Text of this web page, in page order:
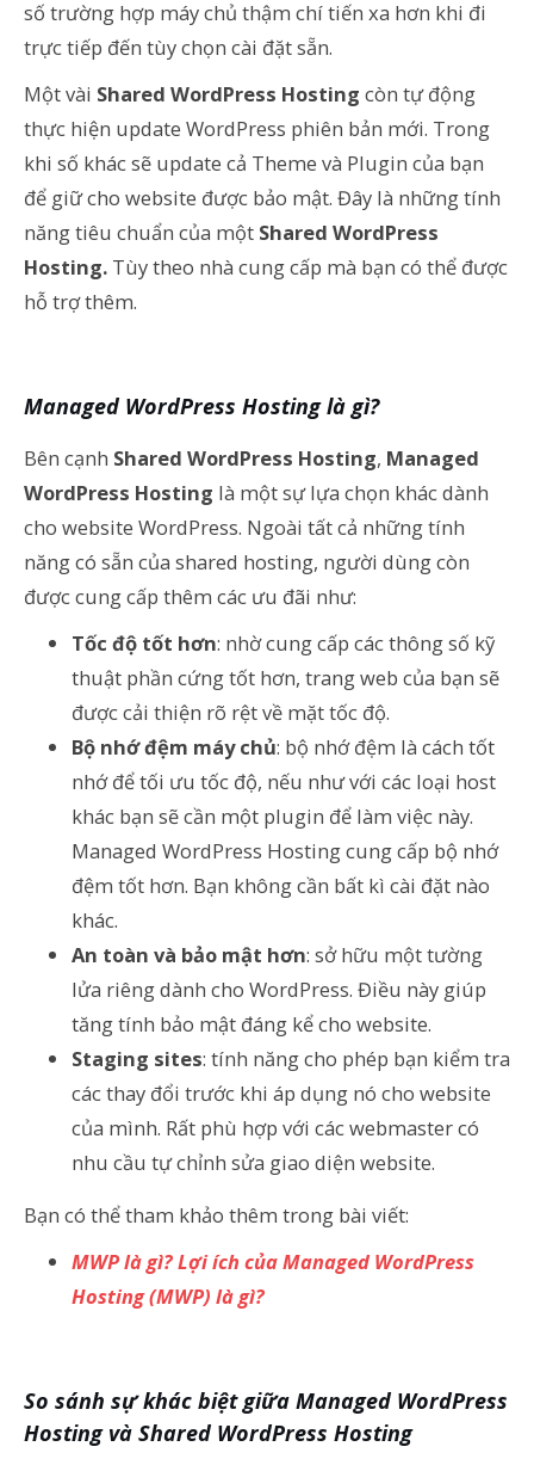
số trường hợp máy chủ thậm chí tiến xa hơn khi đi
trực tiếp đến tùy chọn cài đặt sẵn.
Một vài Shared WordPress Hosting còn tự động
thực hiện update WordPress phiên bản mới. Trong
khi số khác sẽ update cả Theme và Plugin của bạn
để giữ cho website được bảo mật. Đây là những tính
năng tiêu chuẩn của một Shared WordPress
Hosting. Tùy theo nhà cung cấp mà bạn có thể được
hỗ trợ thêm.
Managed WordPress Hosting là gì?
Bên cạnh Shared WordPress Hosting, Managed
WordPress Hosting là một sự lựa chọn khác dành
cho website WordPress. Ngoài tất cả những tính
năng có sẵn của shared hosting, người dùng còn
được cung cấp thêm các ưu đãi như:
Tốc độ tốt hơn: nhờ cung cấp các thông số kỹ
thuật phần cứng tốt hơn, trang web của bạn sẽ
được cải thiện rõ rệt về mặt tốc độ.
Bộ nhớ đệm máy chủ: bộ nhớ đệm là cách tốt
nhớ để tối ưu tốc độ, nếu như với các loại host
khác bạn sẽ cần một plugin để làm việc này.
Managed WordPress Hosting cung cấp bộ nhớ
đệm tốt hơn. Bạn không cần bất kì cài đặt nào
khác.
An toàn và bảo mật hơn: sở hữu một tường
lửa riêng dành cho WordPress. Điều này giúp
tăng tính bảo mật đáng kể cho website.
Staging sites: tính năng cho phép bạn kiểm tra
các thay đổi trước khi áp dụng nó cho website
của mình. Rất phù hợp với các webmaster có
nhu cầu tự chỉnh sửa giao diện website.
Bạn có thể tham khảo thêm trong bài viết:
MWP là gì? Lợi ích của Managed WordPress
Hosting (MWP) là gì?
So sánh sự khác biệt giữa Managed WordPress
Hosting và Shared WordPress Hosting